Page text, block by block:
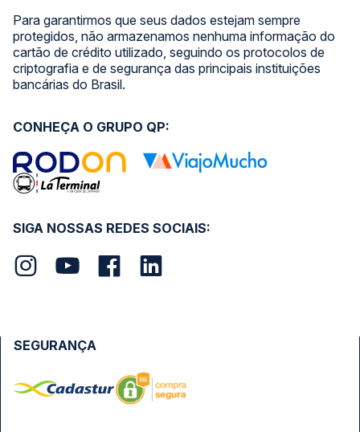
Para garantirmos que seus dados estejam sempre
protegidos, não armazenamos nenhuma informação do
cartão de crédito utilizado, seguindo os protocolos de
criptografia e de segurança das principais instituições
bancárias do Brasil.
SIGA NOSSAS REDES SOCIAIS:
CONHEÇA O GRUPO QP:
SEGURANÇA